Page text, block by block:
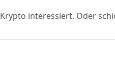
interessiert. Oder